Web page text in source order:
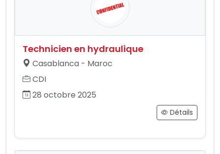
Technicien en hydraulique
Casablanca - Maroc
CDI
28 octobre 2025
Détails